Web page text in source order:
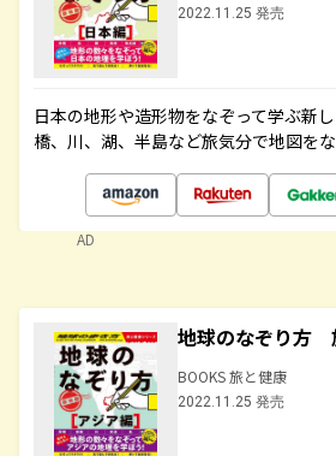
2022.11.25 発売
日本の地形や造形物をなぞって学ぶ新
橋、川、湖、半島など旅気分で地図を
AD
地球のなぞり方
BOOKS 旅と健康
2022.11.25 発売